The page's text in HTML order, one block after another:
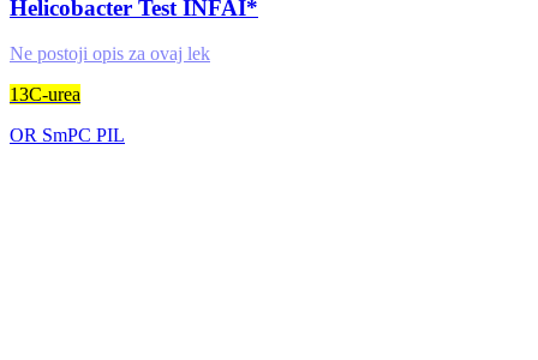
Helicobacter Test INFAI*
Ne postoji opis za ovaj lek
13C-urea
OR SmPC PIL